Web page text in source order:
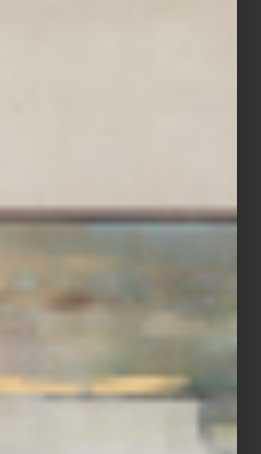
sugerencia? Una pieza de colección
vajillas y cristalería, que visten de lujo y
Taza Ikarus Elaborada en